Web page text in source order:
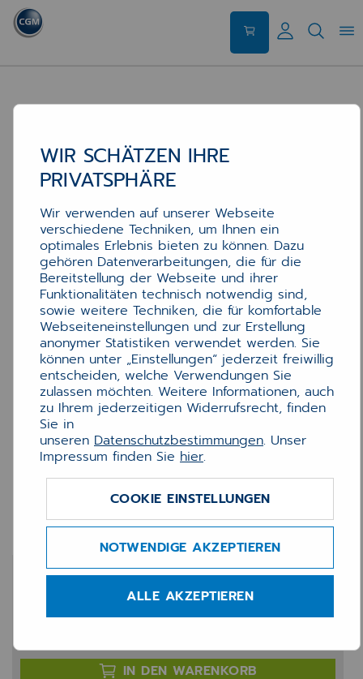
Lexmark Toner Cyan
XC2326
110,23 €
IN DEN WARENKORB
WIR SCHÄTZEN IHRE
PRIVATSPHÄRE
Wir verwenden auf unserer Webseite
verschiedene Techniken, um Ihnen ein
optimales Erlebnis bieten zu können. Dazu
gehören Datenverarbeitungen, die für die
Bereitstellung der Webseite und ihrer
Funktionalitäten technisch notwendig sind,
sowie weitere Techniken, die für komfortable
Webseiteneinstellungen und zur Erstellung
anonymer Statistiken verwendet werden. Sie
können unter „Einstellungen“ jederzeit freiwillig
entscheiden, welche Verwendungen Sie
zulassen möchten. Weitere Informationen, auch
zu Ihrem jederzeitigen Widerrufsrecht, finden
Sie in
unseren Datenschutzbestimmungen. Unser
Impressum finden Sie hier.
COOKIE EINSTELLUNGEN
NOTWENDIGE AKZEPTIEREN
ALLE AKZEPTIEREN